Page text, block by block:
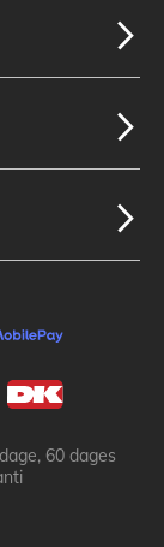
60 dages